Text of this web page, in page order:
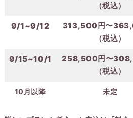
（税込）
9/1~9/12
313,500円〜
（税込）
9/15~10/1
258,500円〜
（税込）
10月以降 未定